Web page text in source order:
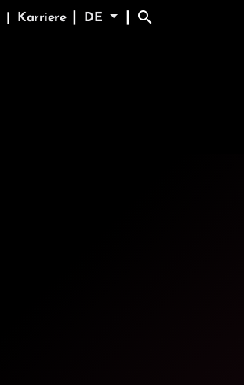
Karriere DE search